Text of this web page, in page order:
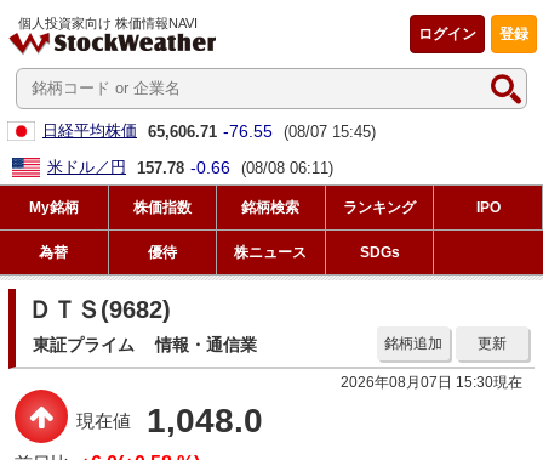
個人投資家向け 株価情報NAVI
登録
ログイン
日経平均株価 65,606.71 -76.55 (08/07 15:45)
米ドル／円
157.78 -0.66 (08/08 06:11)
My銘柄 株価指数 銘柄検索 ランキング IPO
為替 優待 株ニュース SDGs
ＤＴＳ(9682)
東証プライム 情報・通信業 更新
銘柄追加
2026年08月07日 15:30現在
現在値 1,048.0